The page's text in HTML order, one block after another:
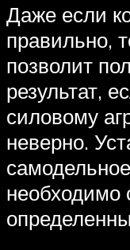
Даже если
правильно,
позволит
результат,
силовому
неверно.
необходимо